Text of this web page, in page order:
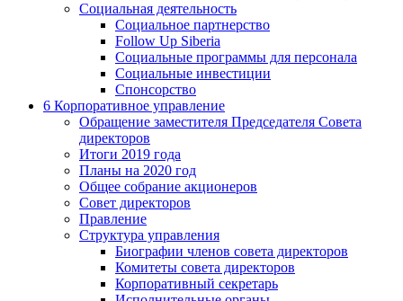
Социальная деятельность
Социальное партнерство
Follow Up Siberia
Социальные программы для персонала
Социальные инвестиции
Спонсорство
6 Корпоративное управление
Обращение заместителя Председателя Совета
директоров
Итоги 2019 года
Планы на 2020 год
Общее собрание акционеров
Совет директоров
Правление
Структура управления
Биографии членов совета директоров
Комитеты совета директоров
Корпоративный секретарь